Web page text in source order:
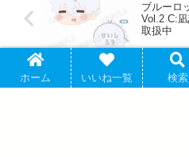
ブルーロ
Vol.2 C:
取扱中
僕のヒーローアカデミア ぽてコロ
ホーム いいね一覧 検索